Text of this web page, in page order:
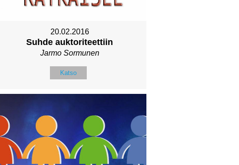
20.02.2016
Suhde auktoriteettiin
Jarmo Sormunen
Katso